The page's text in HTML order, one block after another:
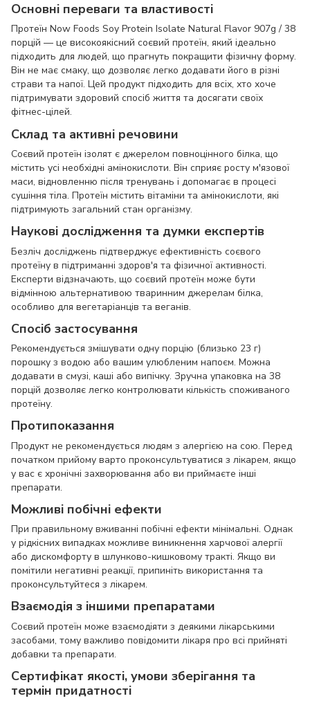
Основні переваги та властивості
Протеїн Now Foods Soy Protein Isolate Natural Flavor 907g / 38
порцій — це високоякісний соєвий протеїн, який ідеально
підходить для людей, що прагнуть покращити фізичну форму.
Він не має смаку, що дозволяє легко додавати його в різні
страви та напої. Цей продукт підходить для всіх, хто хоче
підтримувати здоровий спосіб життя та досягати своїх
фітнес-цілей.
Склад та активні речовини
Соєвий протеїн ізолят є джерелом повноцінного білка, що
містить усі необхідні амінокислоти. Він сприяє росту м'язової
маси, відновленню після тренувань і допомагає в процесі
сушіння тіла. Протеїн містить вітаміни та амінокислоти, які
підтримують загальний стан організму.
Наукові дослідження та думки експертів
Безліч досліджень підтверджує ефективність соєвого
протеїну в підтриманні здоров'я та фізичної активності.
Експерти відзначають, що соєвий протеїн може бути
відмінною альтернативою тваринним джерелам білка,
особливо для вегетаріанців та веганів.
Спосіб застосування
Рекомендується змішувати одну порцію (близько 23 г)
порошку з водою або вашим улюбленим напоєм. Можна
додавати в смузі, каші або випічку. Зручна упаковка на 38
порцій дозволяє легко контролювати кількість споживаного
протеїну.
Протипоказання
Продукт не рекомендується людям з алергією на сою. Перед
початком прийому варто проконсультуватися з лікарем, якщо
у вас є хронічні захворювання або ви приймаєте інші
препарати.
Можливі побічні ефекти
При правильному вживанні побічні ефекти мінімальні. Однак
у рідкісних випадках можливе виникнення харчової алергії
або дискомфорту в шлунково-кишковому тракті. Якщо ви
помітили негативні реакції, припиніть використання та
проконсультуйтеся з лікарем.
Взаємодія з іншими препаратами
Соєвий протеїн може взаємодіяти з деякими лікарськими
засобами, тому важливо повідомити лікаря про всі прийняті
добавки та препарати.
Сертифікат якості, умови зберігання та
термін придатності